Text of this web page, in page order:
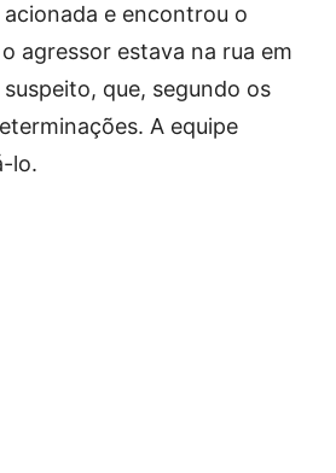
e encontrou o
agressor estava na rua em
que, segundo os
A equipe
lo.